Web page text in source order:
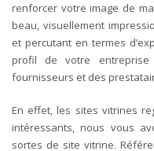
renforcer votre image de
beau, visuellement
et percutant en termes
profil de votre
fournisseurs et des
En effet, les sites vitrines
intéressants, nous vous
sortes de site vitrine.